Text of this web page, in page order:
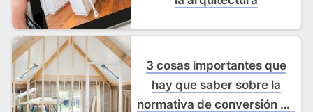
3 cosas importantes que
hay que saber sobre la
normativa de conversión de